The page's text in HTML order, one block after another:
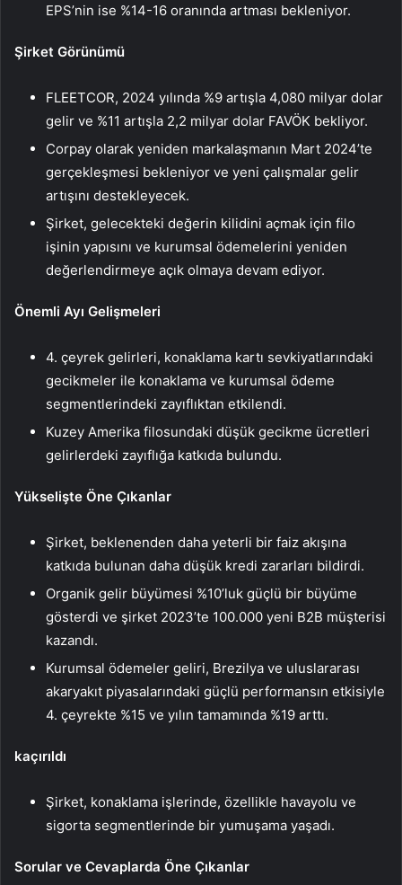
EPS’nin ise %14-16 oranında artması bekleniyor.
Şirket Görünümü
FLEETCOR, 2024 yılında %9 artışla 4,080 milyar dolar
gelir ve %11 artışla 2,2 milyar dolar FAVÖK bekliyor.
Corpay olarak yeniden markalaşmanın Mart 2024’te
gerçekleşmesi bekleniyor ve yeni çalışmalar gelir
artışını destekleyecek.
Şirket, gelecekteki değerin kilidini açmak için filo
işinin yapısını ve kurumsal ödemelerini yeniden
değerlendirmeye açık olmaya devam ediyor.
Önemli Ayı Gelişmeleri
4. çeyrek gelirleri, konaklama kartı sevkiyatlarındaki
gecikmeler ile konaklama ve kurumsal ödeme
segmentlerindeki zayıflıktan etkilendi.
Kuzey Amerika filosundaki düşük gecikme ücretleri
gelirlerdeki zayıflığa katkıda bulundu.
Yükselişte Öne Çıkanlar
Şirket, beklenenden daha yeterli bir faiz akışına
katkıda bulunan daha düşük kredi zararları bildirdi.
Organik gelir büyümesi %10’luk güçlü bir büyüme
gösterdi ve şirket 2023’te 100.000 yeni B2B müşterisi
kazandı.
Kurumsal ödemeler geliri, Brezilya ve uluslararası
akaryakıt piyasalarındaki güçlü performansın etkisiyle
4. çeyrekte %15 ve yılın tamamında %19 arttı.
kaçırıldı
Şirket, konaklama işlerinde, özellikle havayolu ve
sigorta segmentlerinde bir yumuşama yaşadı.
Sorular ve Cevaplarda Öne Çıkanlar